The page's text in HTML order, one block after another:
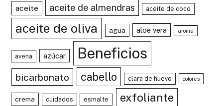
aceite aceite de almendras aceite de coco
aceite de oliva agua aloe vera aroma
avena azúcar Beneficios
bicarbonato cabello clara de huevo colores
crema cuidados esmalte exfoliante